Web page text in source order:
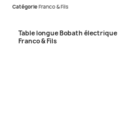
CatégorieFranco & Fils
Table longue Bobath électrique
Franco & Fils